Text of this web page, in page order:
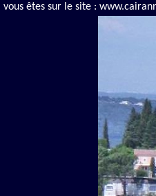
vous êtes sur le site :